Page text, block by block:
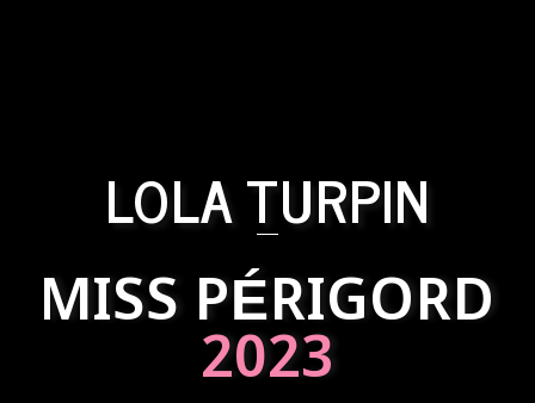
LOLA TURPIN
MISS PÉRIGORD
2023